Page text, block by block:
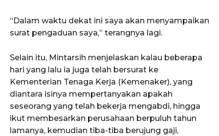
“Dalam waktu dekat ini saya akan menyampaikan
surat pengaduan saya,” terangnya lagi.
Selain itu, Mintarsih menjelaskan kalau beberapa
hari yang lalu ia juga telah bersurat ke
Kementerian Tenaga Kerja (Kemenaker), yang
diantara isinya mempertanyakan apakah
seseorang yang telah bekerja mengabdi, hingga
ikut membesarkan perusahaan berpuluh tahun
lamanya, kemudian tiba-tiba berujung gaji,